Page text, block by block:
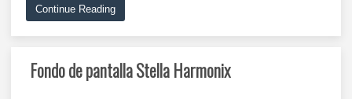
Continue Reading
Fondo de pantalla Stella Harmonix